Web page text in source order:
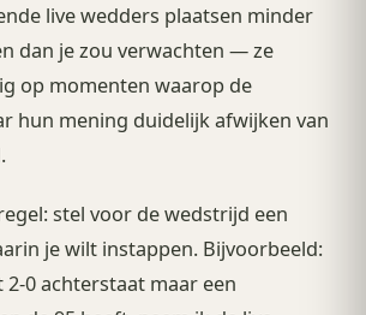
live wedders plaatsen minder
dan je zou verwachten — ze
op momenten waarop de
hun mening duidelijk afwijken van
stel voor de wedstrijd een
je wilt instappen. Bijvoorbeeld:
2-0 achterstaat maar een